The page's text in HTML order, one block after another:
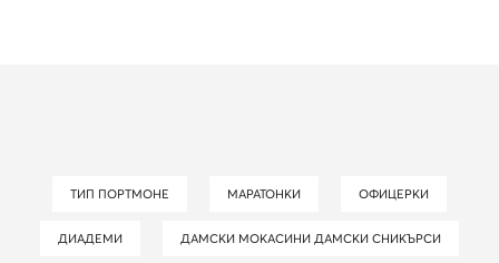
ТИП ПОРТМОНЕ МАРАТОНКИ ОФИЦЕРКИ
ДИАДЕМИ ДАМСКИ МОКАСИНИ ДАМСКИ СНИКЪРСИ